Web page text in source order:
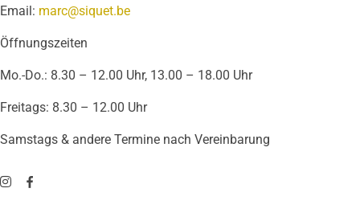
Email: marc@siquet.be
Öffnungszeiten
Mo.-Do.: 8.30 – 12.00 Uhr, 13.00 – 18.00 Uhr
Freitags: 8.30 – 12.00 Uhr
Samstags & andere Termine nach Vereinbarung